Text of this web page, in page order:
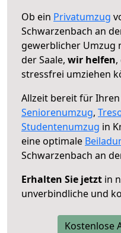
Ob ein Privatumzug
Schwarzenbach an
gewerblicher Umzug
der Saale, wir helfen
stressfrei umziehen
Allzeit bereit für Ihren
Seniorenumzug,
Studentenumzug in
eine optimale
Schwarzenbach an
Erhalten Sie jetzt in
unverbindliche und
Kostenlose